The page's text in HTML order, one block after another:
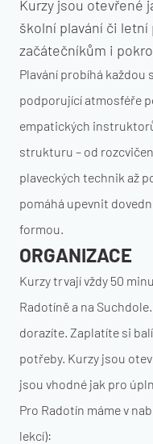
Kurzy jsou otevřené
školní plavání či
začátečníkům i
Plavání probíhá každou
podporující atmosféře
empatických
strukturu – od
plaveckých technik až
pomáhá upevnit
formou.
ORGANIZACE
Kurzy trvají vždy 50
Radotíně a na
dorazíte. Zaplatíte si
potřeby. Kurzy jsou
jsou vhodné jak pro
Pro Radotín máme v
lekcí):